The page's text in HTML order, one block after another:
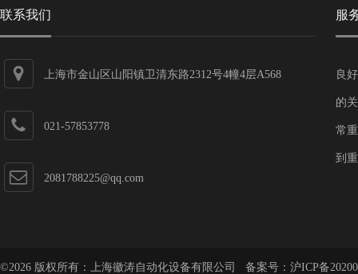
联系我们
上海市金山区山阳镇卫清东路2312号4幢4层A568
021-57853778
2081788225@qq.com
服
良
的
常
到
©2026 版权所有：上海徽涛自动化设备有限公司 备案号： 沪ICP备